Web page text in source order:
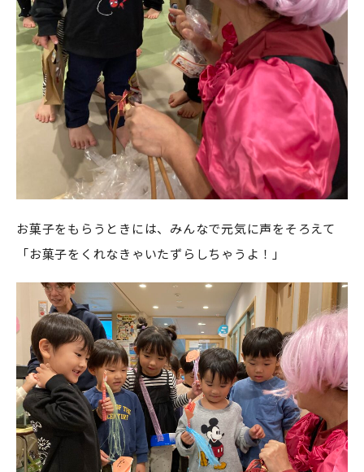
お菓子をもらうときには、みんなで元気に声をそろえて
「お菓子をくれなきゃいたずらしちゃうよ！」